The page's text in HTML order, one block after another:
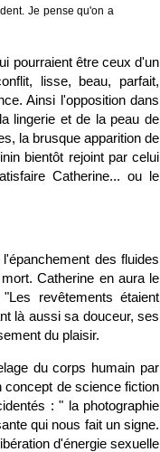
Je pense qu'on a
pourraient être ceux d'un
lisse, beau, parfait,
Ainsi l'opposition dans
lingerie et de la peau de
la brusque apparition de
bientôt rejoint par celui
Catherine... ou le
des fluides
Catherine en aura le
revêtements étaient
là aussi sa douceur, ses
du plaisir.
du corps humain par
concept de science fiction
: " la photographie
qui nous fait un signe.
d'énergie sexuelle